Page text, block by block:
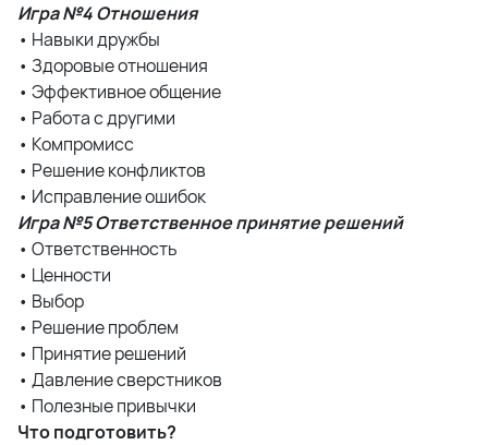
Игра №4 Отношения
• Навыки дружбы
• Здоровые отношения
• Эффективное общение
• Работа с другими
• Компромисс
• Решение конфликтов
• Исправление ошибок
Игра №5 Ответственное принятие решений
• Ответственность
• Ценности
• Выбор
• Решение проблем
• Принятие решений
• Давление сверстников
• Полезные привычки
Что подготовить?